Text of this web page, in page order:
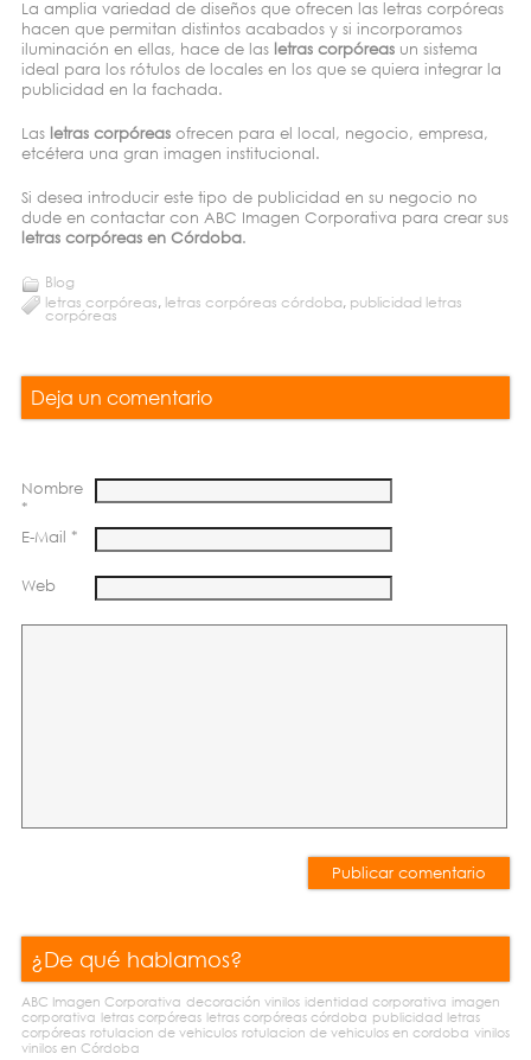
La amplia variedad de diseños que ofrecen las letras corpóreas
hacen que permitan distintos acabados y si incorporamos
iluminación en ellas, hace de las letras corpóreasun sistema
ideal para los rótulos de locales en los que se quiera integrar la
publicidad en la fachada.
Las letras corpóreasofrecen para el local, negocio, empresa,
etcétera una gran imagen institucional.
Si desea introducir este tipo de publicidad en su negocio no
dude en contactar con ABC Imagen Corporativa para crear sus
letras corpóreas en Córdoba.
Blog
letras corpóreas, letras corpóreas córdoba, publicidad letras
corpóreas
Deja un comentario
Nombre
*
E-Mail *
Web
¿De qué hablamos?
ABC Imagen Corporativa decoración vinilos identidad corporativa imagen
corporativa letras corpóreas letras corpóreas córdoba publicidad letras
corpóreas rotulacion de vehiculos rotulacion de vehiculos en cordoba vinilos
vinilos en Córdoba